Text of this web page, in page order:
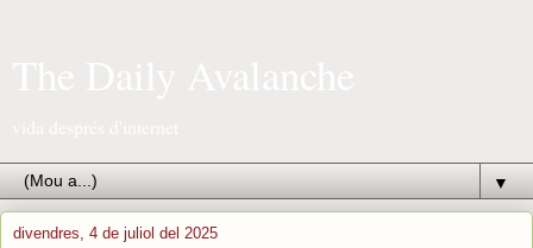
▼
divendres, 4 de juliol del 2025